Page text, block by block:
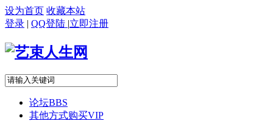
设为首页 收藏本站
登录 | QQ登陆 |立即注册
论坛BBS
其他方式购买VIP